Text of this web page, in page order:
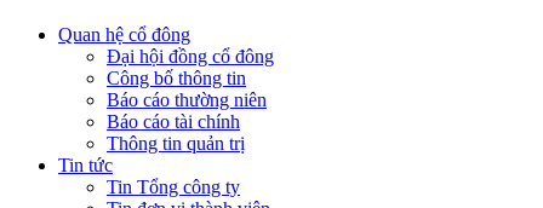
Quan hệ cổ đông
Đại hội đồng cổ đông
Công bố thông tin
Báo cáo thường niên
Báo cáo tài chính
Thông tin quản trị
Tin tức
Tin Tổng công ty